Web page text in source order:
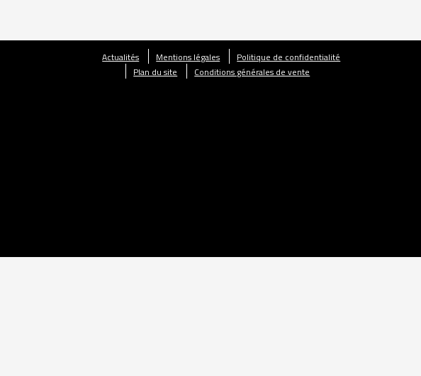
Actualités Mentions légales
Politique de confidentialité
Plan du site
Conditions générales de vente